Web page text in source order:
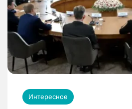
Интересное